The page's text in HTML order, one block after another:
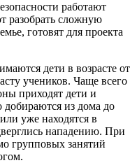
работают
разобрать сложную
готовят для проекта
дети в возрасте от
учеников. Чаще всего
приходят дети и
добираются из дома до
уже находятся в
нападению. При
групповых занятий